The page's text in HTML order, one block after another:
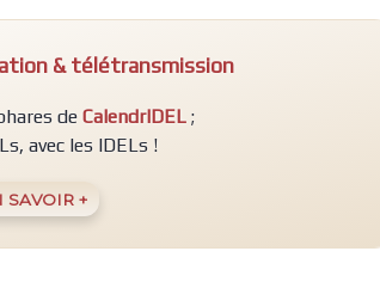
& télétransmission
de CalendrIDEL ;
avec les IDELs !
SAVOIR +